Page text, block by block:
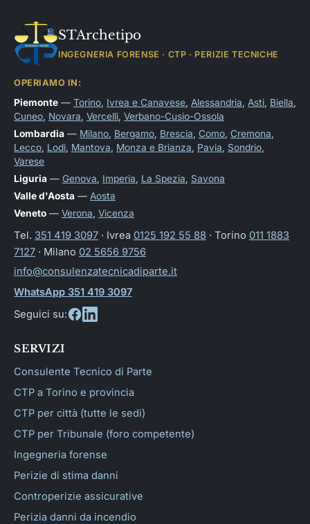
STArchetipo
INGEGNERIA FORENSE · CTP · PERIZIE TECNICHE
OPERIAMO IN:
Piemonte — Torino Ivrea e Canavese Alessandria Asti Biella
Cuneo Novara Vercelli Verbano-Cusio-Ossola
Lombardia — Milano Bergamo Brescia Como Cremona
Lecco Lodi Mantova Monza e Brianza Pavia Sondrio
Varese
Liguria — Genova Imperia La Spezia
Savona
Valle d'Aosta — Aosta
Veneto — Verona Vicenza
Tel. 351 419 3097 · Ivrea 0125 192 55 88 · Torino 011 1883
7127 · Milano 02 5656 9756
info@consulenzatecnicadiparte.it
WhatsApp 351 419 3097
Seguici su:
SERVIZI
Consulente Tecnico di Parte
CTP a Torino e provincia
CTP per città (tutte le sedi)
CTP per Tribunale (foro competente)
Ingegneria forense
Perizie di stima danni
Controperizie assicurative
Perizia danni da incendio